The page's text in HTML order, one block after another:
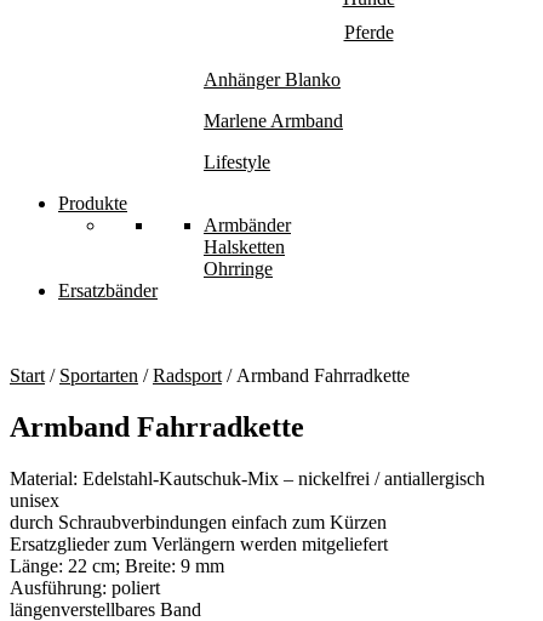
Pferde
Anhänger Blanko
Marlene Armband
Lifestyle
Produkte
Armbänder
Halsketten
Ohrringe
Ersatzbänder
Start / Sportarten /Radsport / Armband Fahrradkette
Armband Fahrradkette
Material: Edelstahl-Kautschuk-Mix – nickelfrei / antiallergisch
unisex
durch Schraubverbindungen einfach zum Kürzen
Ersatzglieder zum Verlängern werden mitgeliefert
Länge: 22 cm; Breite: 9 mm
Ausführung: poliert
längenverstellbares Band